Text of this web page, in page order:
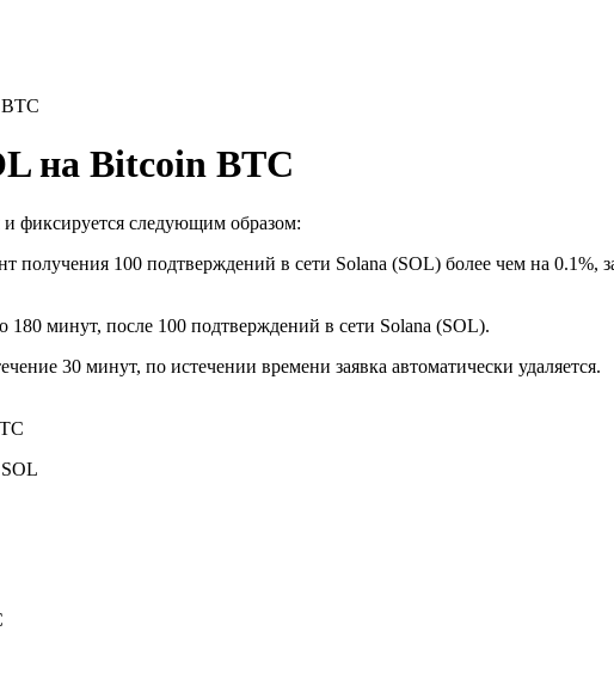
на Bitcoin BTC
фиксируется следующим образом:
получения 100 подтверждений в сети Solana (SOL) более чем на 0.1%,
180 минут, после 100 подтверждений в сети Solana (SOL).
30 минут, по истечении времени заявка автоматически удаляется.